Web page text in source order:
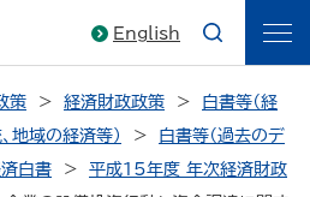
English
策 経済財政政策
白書等（経
地域の経済等）
白書等（過去のデ
白書
平成15年度 年次経済財政